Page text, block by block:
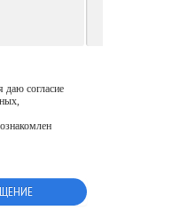
согласие
ознакомлен